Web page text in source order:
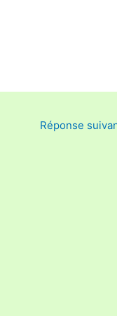
Réponse